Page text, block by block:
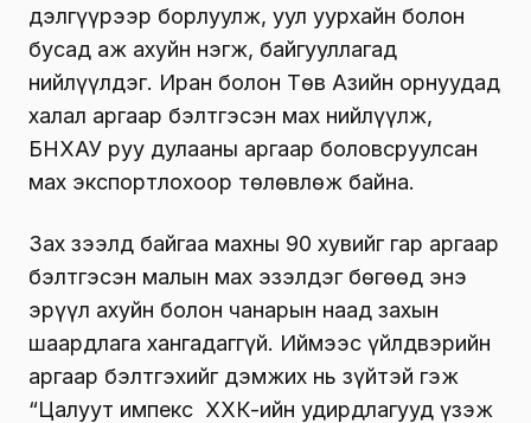
дэлгүүрээр борлуулж, уул уурхайн болон
бусад аж ахуйн нэгж, байгууллагад
нийлүүлдэг. Иран болон Төв Азийн орнуудад
халал аргаар бэлтгэсэн мах нийлүүлж,
БНХАУ руу дулааны аргаар боловсруулсан
мах экспортлохоор төлөвлөж байна.
Зах зээлд байгаа махны 90 хувийг гар аргаар
бэлтгэсэн малын мах эзэлдэг бөгөөд энэ
эрүүл ахуйн болон чанарын наад захын
шаардлага хангадаггүй. Иймээс үйлдвэрийн
аргаар бэлтгэхийг дэмжих нь зүйтэй гэж
“Цалуут импекс ХХК-ийн удирдлагууд үзэж